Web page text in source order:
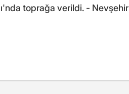
toprağa verildi. - Nevşehir